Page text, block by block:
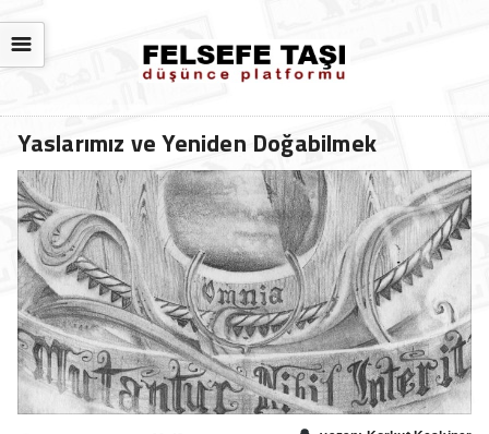
☰
Yaslarımız ve Yeniden Doğabilmek